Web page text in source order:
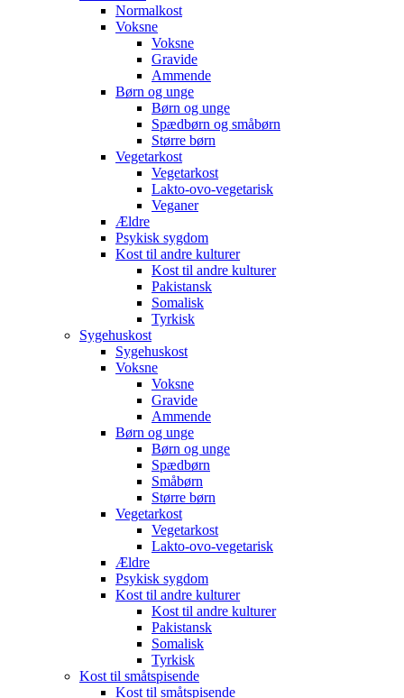
Normalkost
Voksne
Voksne
Gravide
Ammende
Børn og unge
Børn og unge
Spædbørn og småbørn
Større børn
Vegetarkost
Vegetarkost
Lakto-ovo-vegetarisk
Veganer
Ældre
Psykisk sygdom
Kost til andre kulturer
Kost til andre kulturer
Pakistansk
Somalisk
Tyrkisk
Sygehuskost
Sygehuskost
Voksne
Voksne
Gravide
Ammende
Børn og unge
Børn og unge
Spædbørn
Småbørn
Større børn
Vegetarkost
Vegetarkost
Lakto-ovo-vegetarisk
Ældre
Psykisk sygdom
Kost til andre kulturer
Kost til andre kulturer
Pakistansk
Somalisk
Tyrkisk
Kost til småtspisende
Kost til småtspisende